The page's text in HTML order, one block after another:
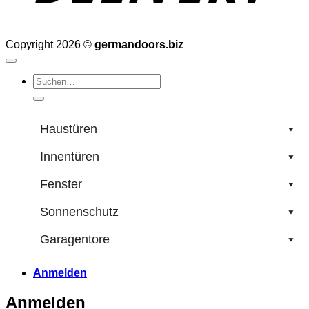
Copyright 2026 © germandoors.biz
Suchen
nach:
Haustüren
Innentüren
Fenster
Sonnenschutz
Garagentore
Anmelden
Anmelden